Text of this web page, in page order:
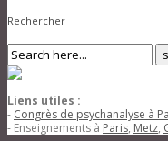
Rechercher
Liens utiles :
- Congrès de psychanalyse à
- Enseignements à Paris, Metz,